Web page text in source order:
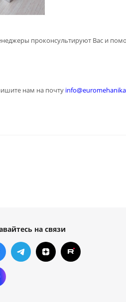
проконсультируют Вас и
нам на почту
на связи